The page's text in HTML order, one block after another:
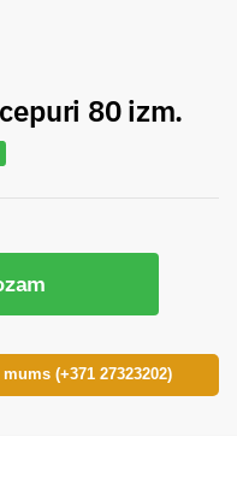
80 izm.
(+371 27323202)